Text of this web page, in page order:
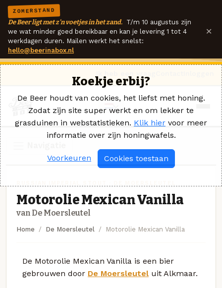
ZOMERSTAND
De Beer ligt met z'n voetjes in het zand. T/m 10 augustus zijn
we wat minder goed bereikbaar en kan je levering 1 tot 4
werkdagen duren. Mailen werkt het snelst:
hello@beerinabox.nl
×
Motorolie Mexican Vanilla
van De Moersleutel
Home De Moersleutel Motorolie Mexican Vanilla
De Motorolie Mexican Vanilla is een bier
gebrouwen door De Moersleutel uit Alkmaar.
Koekje erbij?
De Beer houdt van cookies, het liefst met honing.
Zodat zijn site super werkt en om lekker te
grasduinen in webstatistieken. Klik hier voor meer
informatie over zijn honingwafels.
Voorkeuren Cookies toestaan